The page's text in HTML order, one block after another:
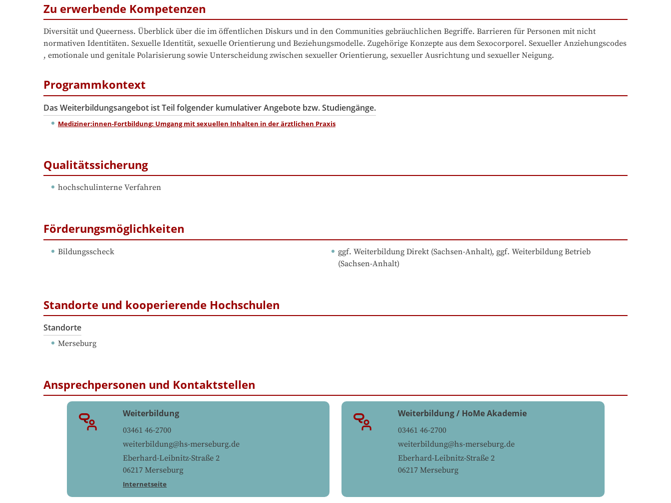
Zu erwerbende Kompetenzen
Diversität und Queerness. Überblick über die im öffentlichen Diskurs und in den Communities gebräuchlichen Begriffe. Barrieren für Personen mit nicht
normativen Identitäten. Sexuelle Identität, sexuelle Orientierung und Beziehungsmodelle. Zugehörige Konzepte aus dem Sexocorporel. Sexueller Anziehungscodes
, emotionale und genitale Polarisierung sowie Unterscheidung zwischen sexueller Orientierung, sexueller Ausrichtung und sexueller Neigung.
Programmkontext
Das Weiterbildungsangebot ist Teil folgender kumulativer Angebote bzw. Studiengänge.
Mediziner:innen-Fortbildung: Umgang mit sexuellen Inhalten in der ärztlichen Praxis
Qualitätssicherung
hochschulinterne Verfahren
Förderungsmöglichkeiten
Bildungsscheck
ggf. Weiterbildung Direkt (Sachsen-Anhalt), ggf. Weiterbildung Betrieb
(Sachsen-Anhalt)
Standorte und kooperierende Hochschulen
Standorte
Merseburg
Ansprechpersonen und Kontaktstellen
Weiterbildung
03461 46-2700
weiterbildung@hs-merseburg.de
Eberhard-Leibnitz-Straße 2
06217 Merseburg
Internetseite
Weiterbildung / HoMe Akademie
03461 46-2700
weiterbildung@hs-merseburg.de
Eberhard-Leibnitz-Straße 2
06217 Merseburg